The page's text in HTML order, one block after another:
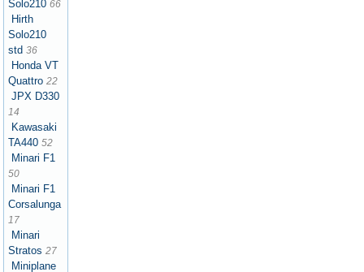
Solo210 66
Hirth
Solo210
std 36
Honda VT
Quattro 22
JPX D330
14
Kawasaki
TA440 52
Minari F1
50
Minari F1
Corsalunga
17
Minari
Stratos 27
Miniplane